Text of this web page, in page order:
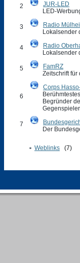
2
JUR-LED
LED-
3
Radio
Lokalsender
4
Radio
Lokalsender
5
FamRZ
Zeitschrift für
6
Corps
Begründer
7
Der
Weblinks (7)